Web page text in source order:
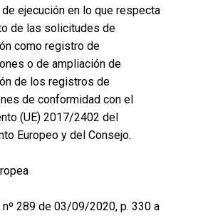
ejecución en lo que respecta
de las solicitudes de
como registro de
o de ampliación de
de los registros de
de conformidad con el
(UE) 2017/2402 del
Europeo y del Consejo.
nº 289 de 03/09/2020, p. 330 a